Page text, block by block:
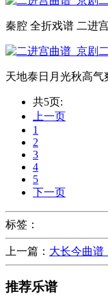
秦腔 全折戏谱 二进
天地泰日月光秋高气
共5页:
上一页
1
2
3
4
5
下一页
标签：
上一篇： 大长今曲谱
推荐乐谱